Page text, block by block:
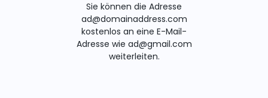
Sie können die Adresse
ad@domainaddress.com
kostenlos an eine E-Mail-
Adresse wie ad@gmail.com
weiterleiten.